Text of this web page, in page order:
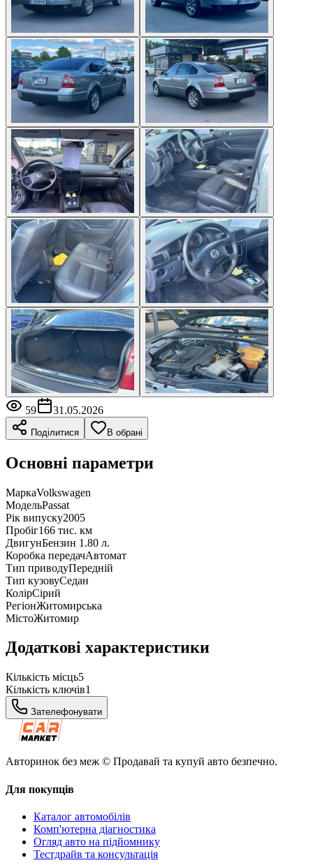
59 31.05.2026
Поділитися В обрані
Основні параметри
МаркаVolkswagen
МодельPassat
Рік випуску2005
Пробіг166 тис. км
ДвигунБензин 1.80 л.
Коробка передачАвтомат
Тип приводуПередній
Тип кузовуСедан
КолірСірий
РегіонЖитомирська
МістоЖитомир
Додаткові характеристики
Кількість місць5
Кількість ключів1
Зателефонувати
Авторинок без меж © Продавай та купуй авто безпечно.
Для покупців
Каталог автомобілів
Комп'ютерна діагностика
Огляд авто на підйомнику
Тестдрайв та консультація